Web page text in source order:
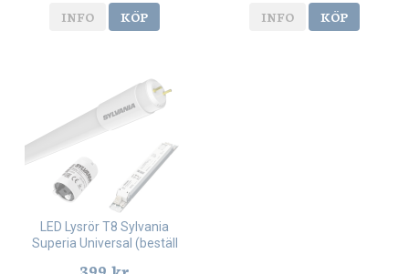
INFO KÖP INFO KÖP
LED Lysrör T8 Sylvania
Superia Universal (beställ